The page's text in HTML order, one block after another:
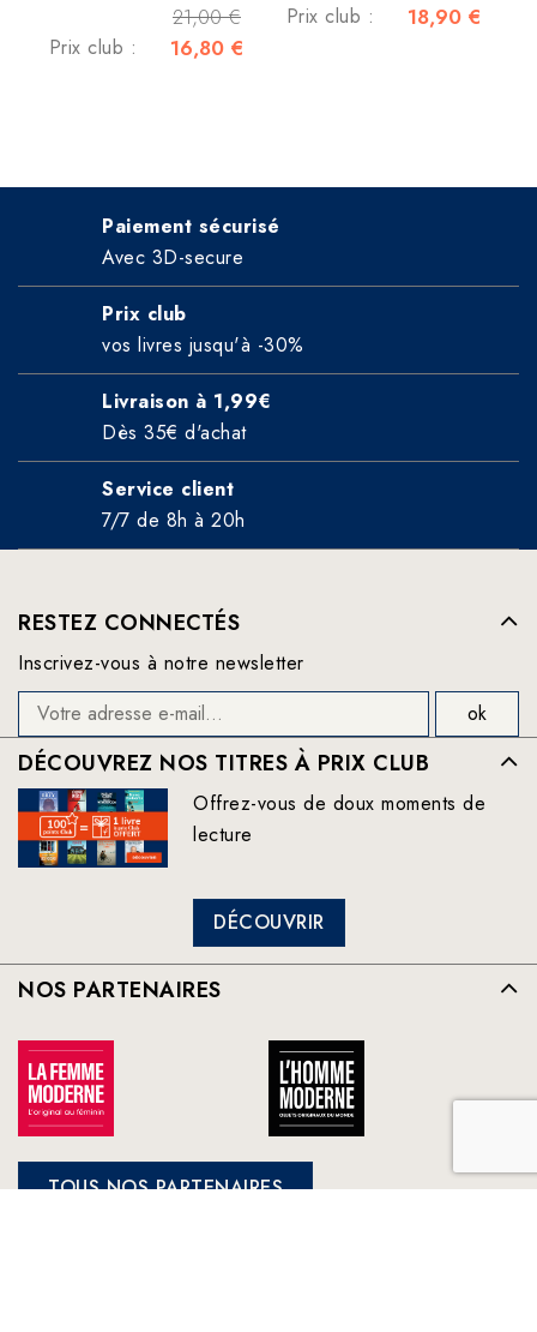
21,00 €
Prix club : 16,80 €
Prix club :
18,90 €
Paiement sécurisé
Avec 3D-secure
Prix club
vos livres jusqu'à -30%
Livraison à 1,99€
Dès 35€ d'achat
Service client
7/7 de 8h à 20h
RESTEZ CONNECTÉS
Inscrivez-vous à notre newsletter
DÉCOUVREZ NOS TITRES À PRIX CLUB
Offrez-vous de doux moments de
lecture
DÉCOUVRIR
NOS PARTENAIRES
TOUS NOS PARTENAIRES